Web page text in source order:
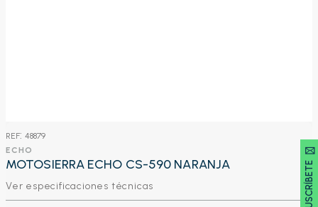
SUSCRÍBETE 🖂
: 48879
ECHO
MOTOSIERRA ECHO CS-590 NARANJA
Ver especificaciones técnicas